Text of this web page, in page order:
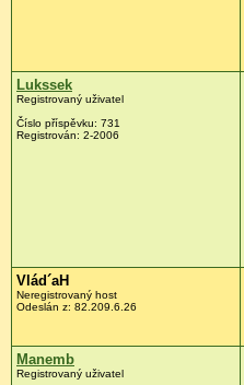
Lukssek
Registrovaný uživatel
Číslo příspěvku: 731
Registrován: 2-2006
Vlád´aH
Neregistrovaný host
Odeslán z: 82.209.6.26
Manemb
Registrovaný uživatel